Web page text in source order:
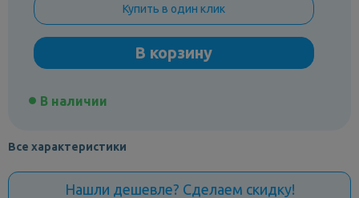
Купить в один клик
В корзину
В наличии
Все характеристики
Нашли дешевле? Сделаем скидку!